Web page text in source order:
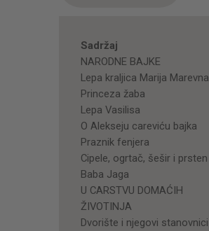
Sadržaj
NARODNE BAJKE
Lepa kraljica Marija Marevna
Princeza žaba
Lepa Vasilisa
O Alekseju careviću bajka
Praznik fenjera
Cipele, ogrtač, šešir i prsten
Baba Jaga
U CARSTVU DOMAĆIH
ŽIVOTINJA
Dvorište i njegovi stanovnici